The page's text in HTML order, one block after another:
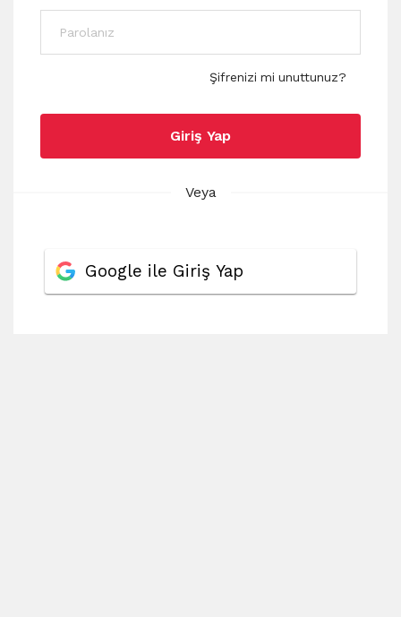
Şifrenizi mi unuttunuz?
Giriş Yap
Veya
Google ile Giriş Yap